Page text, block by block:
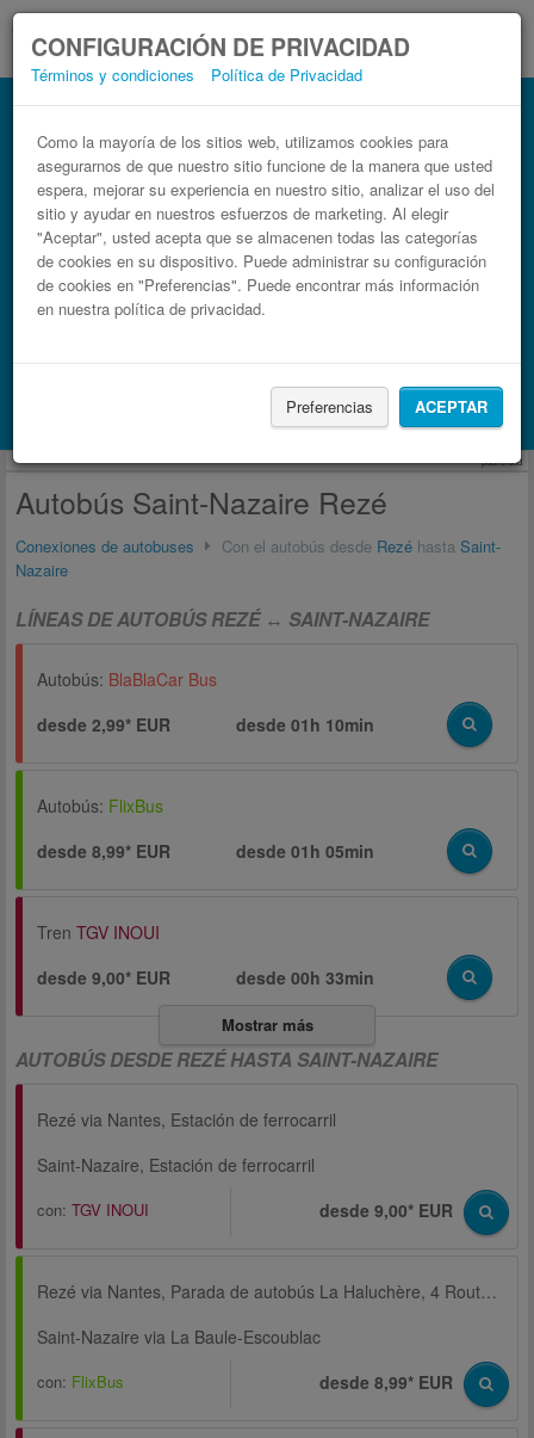
CONFIGURACIÓN DE PRIVACIDAD
Términos y condiciones Política de Privacidad
Como la mayoría de los sitios web, utilizamos cookies para
asegurarnos de que nuestro sitio funcione de la manera que usted
espera, mejorar su experiencia en nuestro sitio, analizar el uso del
sitio y ayudar en nuestros esfuerzos de marketing. Al elegir
"Aceptar", usted acepta que se almacenen todas las categorías
de cookies en su dispositivo. Puede administrar su configuración
de cookies en "Preferencias". Puede encontrar más información
en nuestra política de privacidad.
Preferencias ACEPTAR
Autobús Rezé Saint-Nazaire
Billetes de autobuses en solo 3 pasos
Busca también alojamiento con Booking.com
publicidad
Autobús Saint-Nazaire Rezé
Conexiones de autobuses Con el autobús desde Rezé hasta Saint-
Nazaire
LÍNEAS DE AUTOBÚS REZÉ ↔ SAINT-NAZAIRE
Autobús: BlaBlaCar Bus
desde 2,99* EUR
desde01h 10min
Autobús: FlixBus
desde 8,99* EUR
desde01h 05min
Tren TGV INOUI
desde 9,00* EUR
desde00h 33min
Mostrar más
AUTOBÚS DESDE REZÉ HASTA SAINT-NAZAIRE
Rezé via Nantes, Estación de ferrocarril
Saint-Nazaire, Estación de ferrocarril
con: TGV INOUI desde 9,00* EUR
Rezé via Nantes, Parada de autobús La Haluchère, 4 Route de Paris
Saint-Nazaire via La Baule-Escoublac
con: FlixBus desde 8,99* EUR